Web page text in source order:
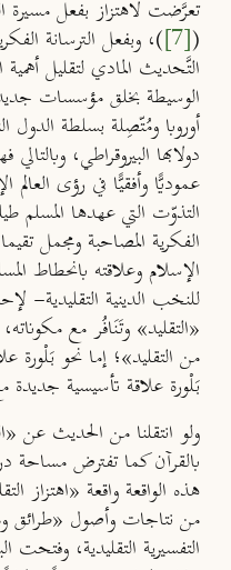
تعرَّضت لاهتزاز بفعل مسيرة
(
[7] )، وبفعل الترسانة
التَّحديث المادي لتقليل
الوسيطة بخلق مؤسسات
أوروبا ومُتّصِلة بسلطة الدول
دولابها البيروقراطي،
عموديًّا وأفقيًّا في رؤى
التذوّت التي عهدها المسلم
الفكرية المصاحبة ومجمل
الإسلام وعلاقته بانحطاط
للنخب الدينية التقليدية-
«التقليد» وتَنَافُر مع
من التقليد»؛ إما نحو بَلْورة
بَلْورة علاقة تأسيسية
ولو انتقلنا من الحديث عن
بالقرآن كما تفترض مساحة
هذه الواقعة واقعة «اهتزاز
من نتاجات وأصول «طرائق
التفسيرية التقليدية،